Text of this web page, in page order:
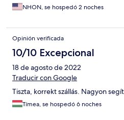
NHON, se hospedó 2 noches
Opinión verificada
10/10 Excepcional
18 de agosto de 2022
Traducir con Google
Tiszta, korrekt szállás. Nagyon
Tímea, se hospedó 6 noches